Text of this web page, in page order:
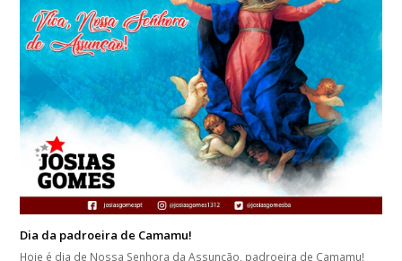
Dia da padroeira de Camamu!
Hoje é dia de Nossa Senhora da Assunção, padroeira de Camamu!